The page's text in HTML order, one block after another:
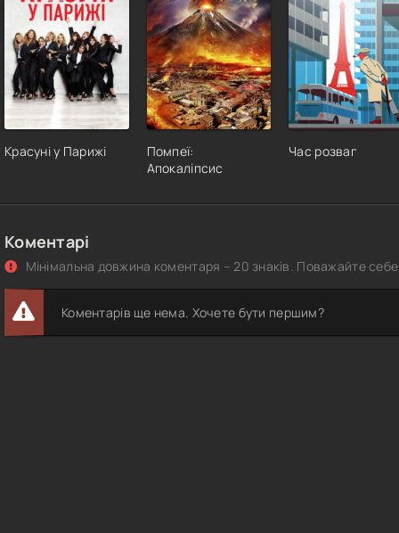
Красуні у Парижі
Помпеї:
Апокаліпсис
Час розваг
Коментарі
Мінімальна довжина коментаря – 20 знаків. Поважайте
Коментарів ще нема. Хочете бути першим?